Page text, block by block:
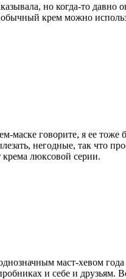
но когда-то
обычный крем можно
маске говорите, я ее
негодные, так что
крема люксовой серии.
маст-хевом года
и себе и друзьям.